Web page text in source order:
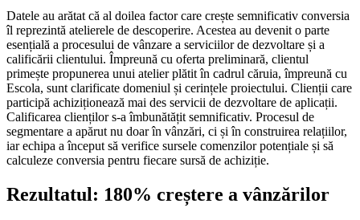
Datele au arătat că al doilea factor care crește semnificativ conversia
îl reprezintă atelierele de descoperire. Acestea au devenit o parte
esențială a procesului de vânzare a serviciilor de dezvoltare și a
calificării clientului. Împreună cu oferta preliminară, clientul
primește propunerea unui atelier plătit în cadrul căruia, împreună cu
Escola, sunt clarificate domeniul și cerințele proiectului. Clienții care
participă achiziționează mai des servicii de dezvoltare de aplicații.
Calificarea clienților s-a îmbunătățit semnificativ. Procesul de
segmentare a apărut nu doar în vânzări, ci și în construirea relațiilor,
iar echipa a început să verifice sursele comenzilor potențiale și să
calculeze conversia pentru fiecare sursă de achiziție.
Rezultatul: 180% creștere a vânzărilor